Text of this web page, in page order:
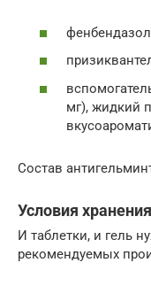
мг), жидкий
Состав
Условия
И таблетки, и гель
рекомендуемых